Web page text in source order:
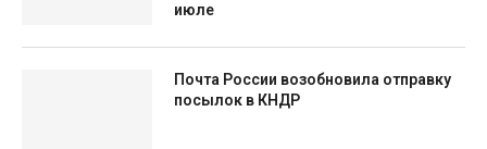
июле
Почта России возобновила отправку
посылок в КНДР